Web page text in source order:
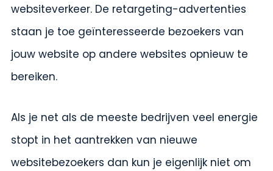
websiteverkeer. De retargeting-advertenties
staan je toe geïnteresseerde bezoekers van
jouw website op andere websites opnieuw te
bereiken.
Als je net als de meeste bedrijven veel energie
stopt in het aantrekken van nieuwe
websitebezoekers dan kun je eigenlijk niet om